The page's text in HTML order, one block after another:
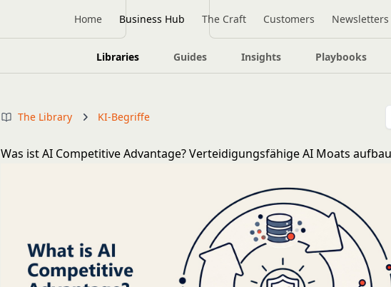
Home Business Hub The Craft Customers Newsletters
Libraries Guides Insights Playbooks
The Library KI-Begriffe
Was ist AI Competitive Advantage? Verteidigungsfähige AI Moats